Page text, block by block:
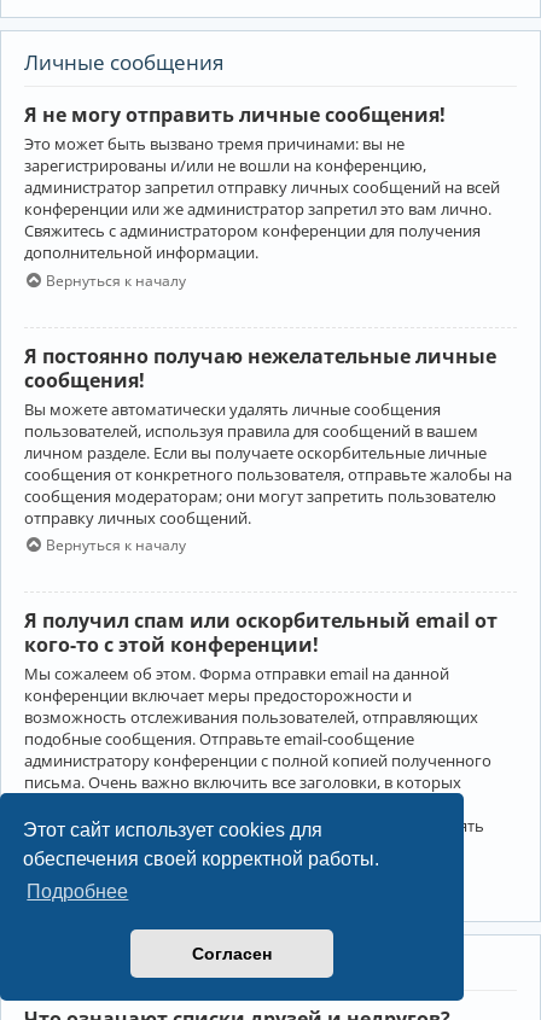
Этот сайт использует cookies для
обеспечения своей корректной работы.
Подробнее
Согласен
Личные сообщения
Я не могу отправить личные сообщения!
Это может быть вызвано тремя причинами: вы не
зарегистрированы и/или не вошли на конференцию,
администратор запретил отправку личных сообщений на всей
конференции или же администратор запретил это вам лично.
Свяжитесь с администратором конференции для получения
дополнительной информации.
Вернуться к началу
Я постоянно получаю нежелательные личные
сообщения!
Вы можете автоматически удалять личные сообщения
пользователей, используя правила для сообщений в вашем
личном разделе. Если вы получаете оскорбительные личные
сообщения от конкретного пользователя, отправьте жалобы на
сообщения модераторам; они могут запретить пользователю
отправку личных сообщений.
Вернуться к началу
Я получил спам или оскорбительный email от
кого-то с этой конференции!
Мы сожалеем об этом. Форма отправки email на данной
конференции включает меры предосторожности и
возможность отслеживания пользователей, отправляющих
подобные сообщения. Отправьте email-сообщение
администратору конференции с полной копией полученного
письма. Очень важно включить все заголовки, в которых
Администратор конференции сможет в этом случае принять
меры.
Друзья и недруги